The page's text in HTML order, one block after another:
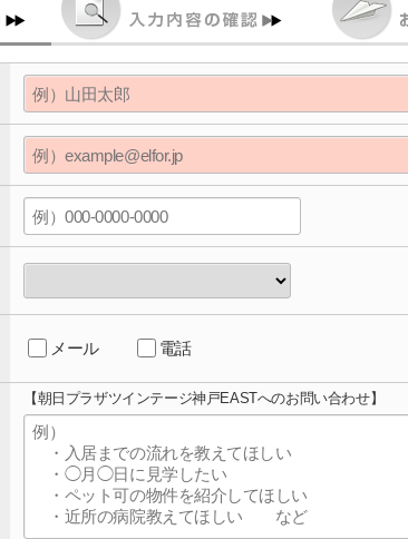
メール 電話
【朝日プラザツインテージ神戸EASTへのお問い合わせ】